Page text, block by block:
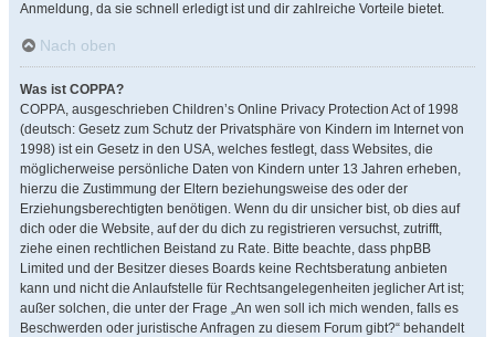
Anmeldung, da sie schnell erledigt ist und dir zahlreiche Vorteile bietet.
Nach oben
Was ist COPPA?
COPPA, ausgeschrieben Children’s Online Privacy Protection Act of 1998
(deutsch: Gesetz zum Schutz der Privatsphäre von Kindern im Internet von
1998) ist ein Gesetz in den USA, welches festlegt, dass Websites, die
möglicherweise persönliche Daten von Kindern unter 13 Jahren erheben,
hierzu die Zustimmung der Eltern beziehungsweise des oder der
Erziehungsberechtigten benötigen. Wenn du dir unsicher bist, ob dies auf
dich oder die Website, auf der du dich zu registrieren versuchst, zutrifft,
ziehe einen rechtlichen Beistand zu Rate. Bitte beachte, dass phpBB
Limited und der Besitzer dieses Boards keine Rechtsberatung anbieten
kann und nicht die Anlaufstelle für Rechtsangelegenheiten jeglicher Art ist;
außer solchen, die unter der Frage „An wen soll ich mich wenden, falls es
Beschwerden oder juristische Anfragen zu diesem Forum gibt?“ behandelt